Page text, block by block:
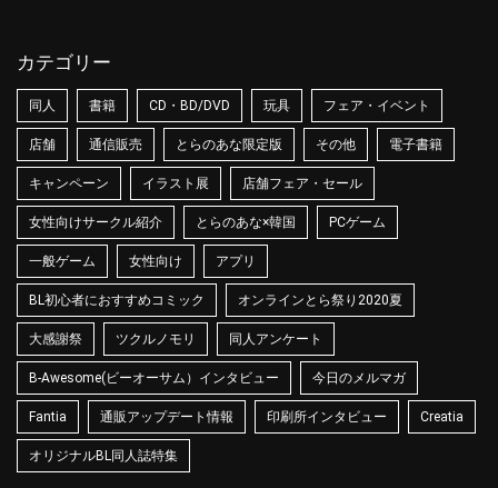
カテゴリー
同人 書籍 CD・BD/DVD 玩具 フェア・イベント
店舗 通信販売 とらのあな限定版 その他 電子書籍
キャンペーン イラスト展 店舗フェア・セール
女性向けサークル紹介 とらのあな×韓国 PCゲーム
一般ゲーム 女性向け アプリ
BL初心者におすすめコミック オンラインとら祭り2020夏
大感謝祭 ツクルノモリ 同人アンケート
B-Awesome(ビーオーサム）インタビュー 今日のメルマガ
Fantia 通販アップデート情報 印刷所インタビュー Creatia
オリジナルBL同人誌特集